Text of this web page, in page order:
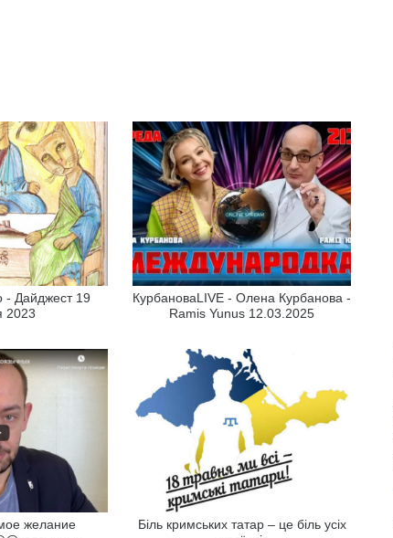
- Дайджест 19
2023
КурбановаLIVE - Олена Курбанова -
Ramis Yunus 12.03.2025
желание
Біль кримських татар – це біль усіх